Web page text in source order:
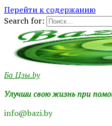
Перейти к содержанию
Search for:
Ба Цзы.by
Улучши свою жизнь при
info@bazi.by